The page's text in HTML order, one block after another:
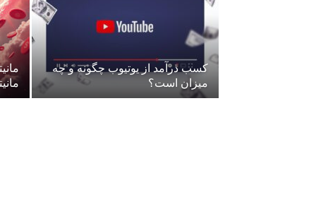
کسب درآمد از یوتیوب چگونه و چه
میزان است؟